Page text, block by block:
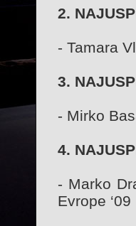
2.
- Tamara
3.
- Mirko
4.
- Marko
Evrope ‘09